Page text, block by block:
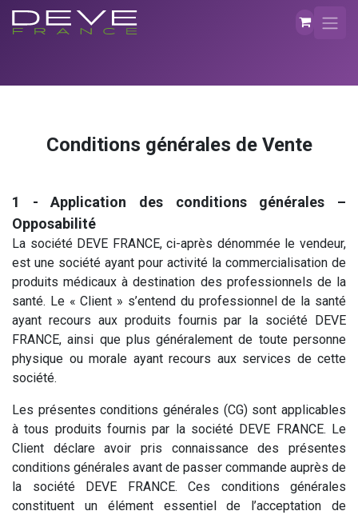
Se rendre au contenu
Conditions générales de Vente
1 - Application des conditions générales –
Opposabilité
La société DEVE FRANCE, ci-après dénommée le vendeur,
est une société ayant pour activité la commercialisation de
produits médicaux à destination des professionnels de la
santé. Le « Client » s’entend du professionnel de la santé
ayant recours aux produits fournis par la société DEVE
FRANCE, ainsi que plus généralement de toute personne
physique ou morale ayant recours aux services de cette
société.
Les présentes conditions générales (CG) sont applicables
à tous produits fournis par la société DEVE FRANCE. Le
Client déclare avoir pris connaissance des présentes
conditions générales avant de passer commande auprès de
la société DEVE FRANCE. Ces conditions générales
constituent un élément essentiel de l’acceptation de